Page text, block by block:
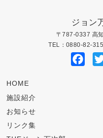
ン
ジョン
〒787-0337 高
TEL：0880-82-
HOME
施設紹介
お知らせ
リンク集